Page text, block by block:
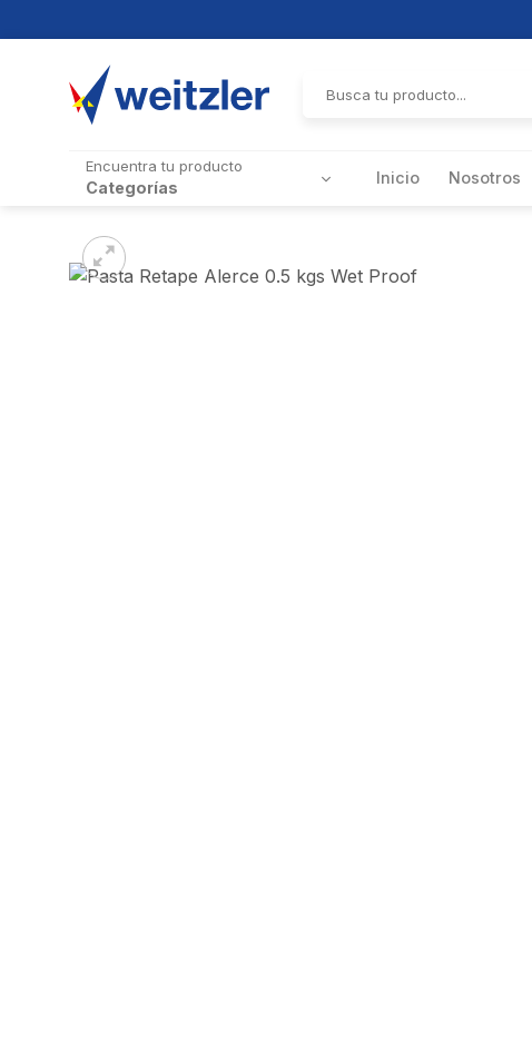
por:
Encuentra tu producto
Categorías Inicio Nosotros